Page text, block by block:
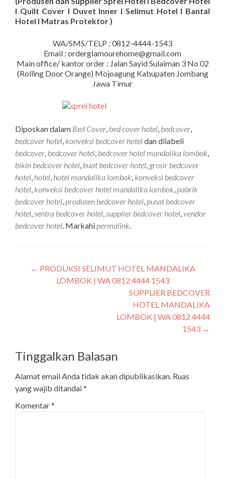
I Quilt Cover I Duvet Inner I Selimut Hotel I Bantal
Hotel I Matras Protektor )
WA/SMS/TELP : 0812-4444-1543
Email : orderglamourehome@gmail.com
Main office/ kantor order : Jalan Sayid Sulaiman 3 No 02
(Rolling Door Orange) Mojoagung Kabupaten Jombang
Jawa Timur
Diposkan dalam Bed Cover, bed cover hotel, bedcover,
bedcover hotel, konveksi bedcover hoteldan dilabeli
bedcover, bedcover hotel, bedcover hotel mandalika lombok,
bikin bedcover hotel, buat bedcover hotel, grosir bedcover
hotel, hotel, hotel mandalika lombok, konveksi bedcover
hotel, konveksi bedcover hotel mandalika lombok,pabrik
bedcover hotel,produsen bedcover hotel,pusat bedcover
hotel,sentra bedcover hotel,supplier bedcover hotel,vendor
bedcover hotel. Markahipermalink.
← PRODUKSI SELIMUT HOTEL MANDALIKA
LOMBOK | WA 0812 4444 1543
SUPPLIER BEDCOVER
HOTEL MANDALIKA
LOMBOK | WA 0812 4444
1543 →
Tinggalkan Balasan
Alamat email Anda tidak akan dipublikasikan. Ruas
yang wajib ditandai*
Komentar*